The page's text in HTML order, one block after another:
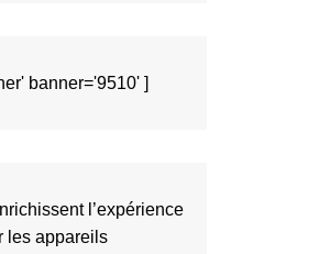
banner='9510' ]
l’expérience
les appareils